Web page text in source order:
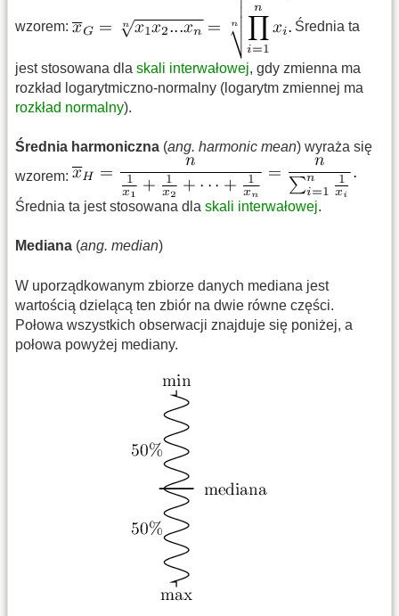
wzorem: Średnia ta
jest stosowana dla skali interwałowej, gdy zmienna ma
rozkład logarytmiczno-normalny (logarytm zmiennej ma
rozkład normalny).
Średnia harmoniczna (ang. harmonic mean) wyraża się
wzorem:
Średnia ta jest stosowana dla skali interwałowej.
Mediana (ang. median)
W uporządkowanym zbiorze danych mediana jest
wartością dzielącą ten zbiór na dwie równe części.
Połowa wszystkich obserwacji znajduje się poniżej, a
połowa powyżej mediany.